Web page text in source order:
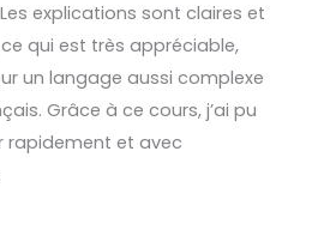
explications sont claires et
qui est très appréciable,
un langage aussi complexe
Grâce à ce cours, j’ai pu
rapidement et avec